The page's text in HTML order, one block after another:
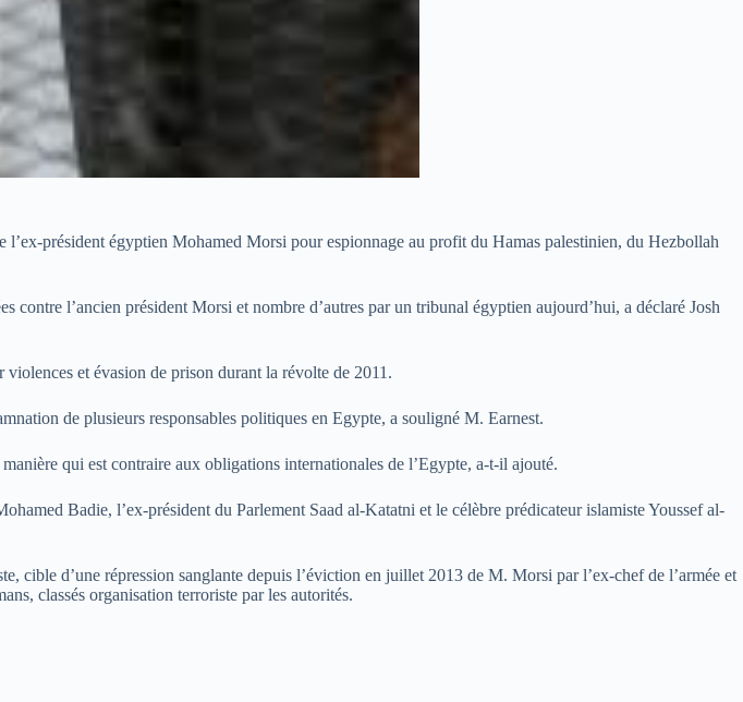
président égyptien Mohamed Morsi pour espionnage au profit du Hamas palestinien, du Hezbollah
l’ancien président Morsi et nombre d’autres par un tribunal égyptien aujourd’hui, a déclaré Josh
et évasion de prison durant la révolte de 2011.
de plusieurs responsables politiques en Egypte, a souligné M. Earnest.
qui est contraire aux obligations internationales de l’Egypte, a-t-il ajouté.
Badie, l’ex-président du Parlement Saad al-Katatni et le célèbre prédicateur islamiste Youssef al-
cible d’une répression sanglante depuis l’éviction en juillet 2013 de M. Morsi par l’ex-chef de l’armée et
classés organisation terroriste par les autorités.